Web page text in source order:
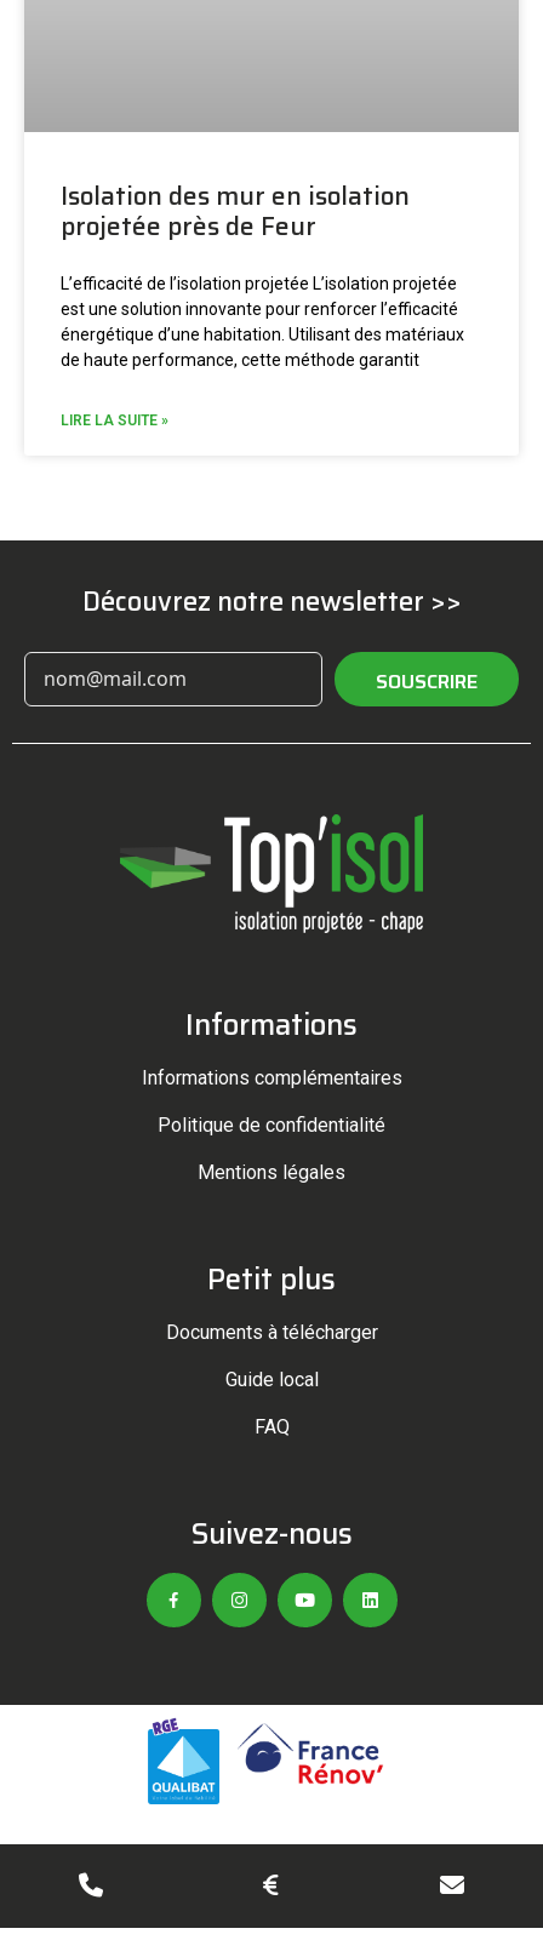
Isolation des mur en isolation
projetée près de Feur
L’efficacité de l’isolation projetée L’isolation projetée
est une solution innovante pour renforcer l’efficacité
énergétique d’une habitation. Utilisant des matériaux
de haute performance, cette méthode garantit
LIRE LA SUITE »
Découvrez notre newsletter >>
SOUSCRIRE
Informations
Informations complémentaires
Politique de confidentialité
Mentions légales
Petit plus
Documents à télécharger
Guide local
FAQ
Suivez-nous